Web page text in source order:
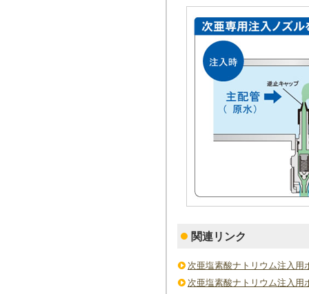
関連リンク
次亜塩素酸ナトリウム注入用
次亜塩素酸ナトリウム注入用